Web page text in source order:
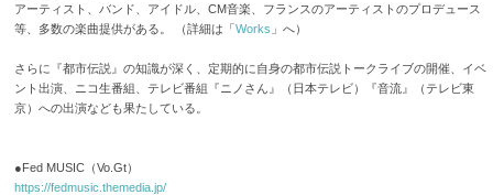
アーティスト、バンド、アイドル、CM音楽、フランスのアーティストのプロデュース
等、多数の楽曲提供がある。 （詳細は「Works 」へ）
さらに『都市伝説』の知識が深く、定期的に自身の都市伝説トークライブの開催、イベ
ント出演、ニコ生番組、テレビ番組『ニノさん』（日本テレビ）『音流』（テレビ東
京）への出演なども果たしている。
●Fed MUSIC（Vo.Gt）
https://fedmusic.themedia.jp/